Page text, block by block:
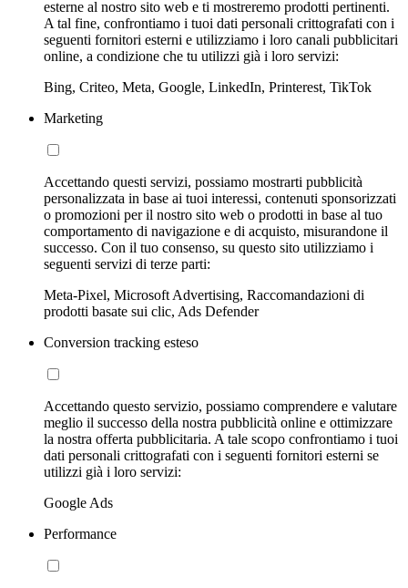
esterne al nostro sito web e ti mostreremo prodotti pertinenti.
A tal fine, confrontiamo i tuoi dati personali crittografati con i
seguenti fornitori esterni e utilizziamo i loro canali pubblicitari
online, a condizione che tu utilizzi già i loro servizi:
Bing, Criteo, Meta, Google, LinkedIn, Printerest, TikTok
Marketing
Accettando questi servizi, possiamo mostrarti pubblicità
personalizzata in base ai tuoi interessi, contenuti sponsorizzati
o promozioni per il nostro sito web o prodotti in base al tuo
comportamento di navigazione e di acquisto, misurandone il
successo. Con il tuo consenso, su questo sito utilizziamo i
seguenti servizi di terze parti:
Meta-Pixel, Microsoft Advertising, Raccomandazioni di
prodotti basate sui clic, Ads Defender
Conversion tracking esteso
Accettando questo servizio, possiamo comprendere e valutare
meglio il successo della nostra pubblicità online e ottimizzare
la nostra offerta pubblicitaria. A tale scopo confrontiamo i tuoi
dati personali crittografati con i seguenti fornitori esterni se
utilizzi già i loro servizi:
Google Ads
Performance